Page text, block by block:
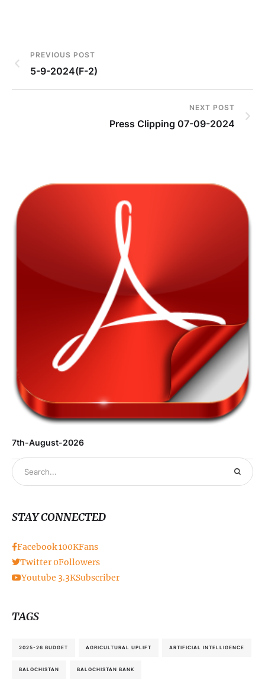
PREVIOUS POST
5-9-2024(F-2)
NEXT POST
Press Clipping 07-09-2024
7th-August-2026
STAY CONNECTED
Facebook100KFans
Twitter 0Followers
Youtube 3.3KSubscriber
TAGS
2025-26 BUDGET AGRICULTURAL UPLIFT ARTIFICIAL INTELLIGENCE
BALOCHISTAN BALOCHISTAN BANK